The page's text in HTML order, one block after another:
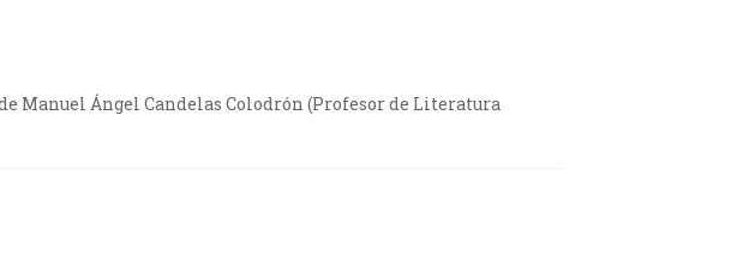
Manuel Ángel Candelas Colodrón (Profesor de Literatura